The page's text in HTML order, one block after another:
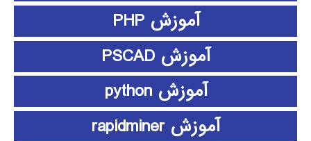
آموزش PHP
آموزش PSCAD
آموزش python
آموزش rapidminer